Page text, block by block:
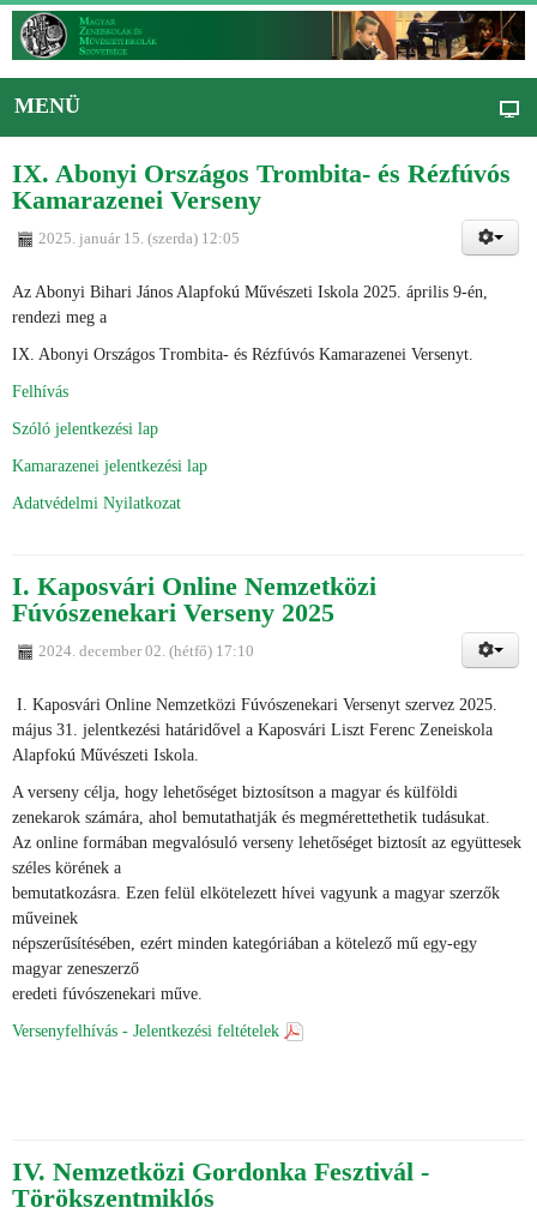
MENÜ
IX. Abonyi Országos Trombita- és Rézfúvós
Kamarazenei Verseny
2025. január 15. (szerda) 12:05
Az Abonyi Bihari János Alapfokú Művészeti Iskola 2025. április 9-én,
rendezi meg a
IX. Abonyi Országos Trombita- és Rézfúvós Kamarazenei Versenyt.
Felhívás
Szóló jelentkezési lap
Kamarazenei jelentkezési lap
Adatvédelmi Nyilatkozat
I. Kaposvári Online Nemzetközi
Fúvószenekari Verseny 2025
2024. december 02. (hétfő) 17:10
I. Kaposvári Online Nemzetközi Fúvószenekari Versenyt szervez 2025.
május 31. jelentkezési határidővel a Kaposvári Liszt Ferenc Zeneiskola
Alapfokú Művészeti Iskola.
A verseny célja, hogy lehetőséget biztosítson a magyar és külföldi
zenekarok számára, ahol bemutathatják és megmérettethetik tudásukat.
Az online formában megvalósuló verseny lehetőséget biztosít az együttesek
széles körének a
bemutatkozásra. Ezen felül elkötelezett hívei vagyunk a magyar szerzők
műveinek
népszerűsítésében, ezért minden kategóriában a kötelező mű egy-egy
magyar zeneszerző
eredeti fúvószenekari műve.
Versenyfelhívás - Jelentkezési feltételek
IV. Nemzetközi Gordonka Fesztivál -
Törökszentmiklós